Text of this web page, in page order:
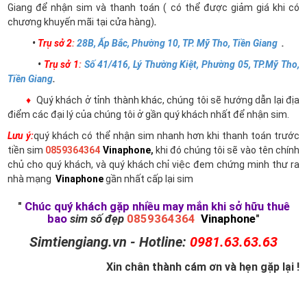
Giang để nhận sim và thanh toán ( có thể được giảm giá khi có
chương khuyến mãi tại cửa hàng).
• Trụ sở 2:28B, Ấp Bắc, Phường 10, TP. Mỹ Tho, Tiền Giang .
• Trụ sở 1: Số 41/416, Lý Thường Kiệt, Phường 05, TP.Mỹ Tho,
Tiền Giang.
♦ Quý khách ở tỉnh thành khác, chúng tôi sẽ hướng dẫn lại địa
điểm các đại lý của chúng tôi ở gần quý khách nhất để nhận sim.
Lưu ý:quý khách có thể nhận sim nhanh hơn khi thanh toán trước
tiền sim 0859364364 Vinaphone, khi đó chúng tôi sẽ vào tên chính
chủ cho quý khách, và quý khách chỉ việc đem chứng minh thư ra
nhà mạng Vinaphonegần nhất cấp lại sim
" Chúc quý khách gặp nhiều may mắn khi sở hữu thuê
bao sim số đẹp 0859364364 Vinaphone"
Simtiengiang.vn - Hotline: 0981.63.63.63
Xin chân thành cám ơn và hẹn gặp lại !